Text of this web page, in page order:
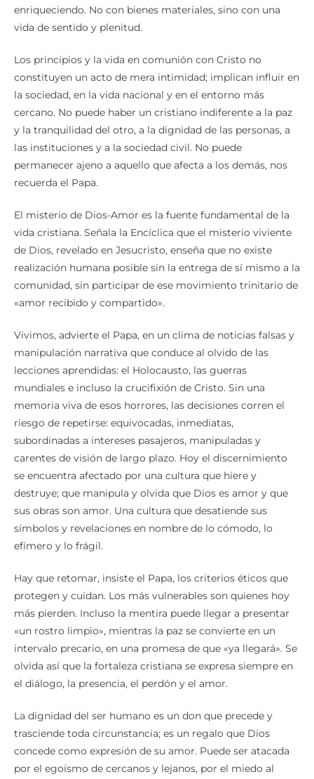
enriqueciendo. No con bienes materiales, sino con una
vida de sentido y plenitud.
Los principios y la vida en comunión con Cristo no
constituyen un acto de mera intimidad; implican influir en
la sociedad, en la vida nacional y en el entorno más
cercano. No puede haber un cristiano indiferente a la paz
y la tranquilidad del otro, a la dignidad de las personas, a
las instituciones y a la sociedad civil. No puede
permanecer ajeno a aquello que afecta a los demás, nos
recuerda el Papa.
El misterio de Dios-Amor es la fuente fundamental de la
vida cristiana. Señala la Encíclica que el misterio viviente
de Dios, revelado en Jesucristo, enseña que no existe
realización humana posible sin la entrega de sí mismo a la
comunidad, sin participar de ese movimiento trinitario de
«amor recibido y compartido».
Vivimos, advierte el Papa, en un clima de noticias falsas y
manipulación narrativa que conduce al olvido de las
lecciones aprendidas: el Holocausto, las guerras
mundiales e incluso la crucifixión de Cristo. Sin una
memoria viva de esos horrores, las decisiones corren el
riesgo de repetirse: equivocadas, inmediatas,
subordinadas a intereses pasajeros, manipuladas y
carentes de visión de largo plazo. Hoy el discernimiento
se encuentra afectado por una cultura que hiere y
destruye; que manipula y olvida que Dios es amor y que
sus obras son amor. Una cultura que desatiende sus
símbolos y revelaciones en nombre de lo cómodo, lo
efímero y lo frágil.
Hay que retomar, insiste el Papa, los criterios éticos que
protegen y cuidan. Los más vulnerables son quienes hoy
más pierden. Incluso la mentira puede llegar a presentar
«un rostro limpio», mientras la paz se convierte en un
intervalo precario, en una promesa de que «ya llegará». Se
olvida así que la fortaleza cristiana se expresa siempre en
el diálogo, la presencia, el perdón y el amor.
La dignidad del ser humano es un don que precede y
trasciende toda circunstancia; es un regalo que Dios
concede como expresión de su amor. Puede ser atacada
por el egoísmo de cercanos y lejanos, por el miedo al